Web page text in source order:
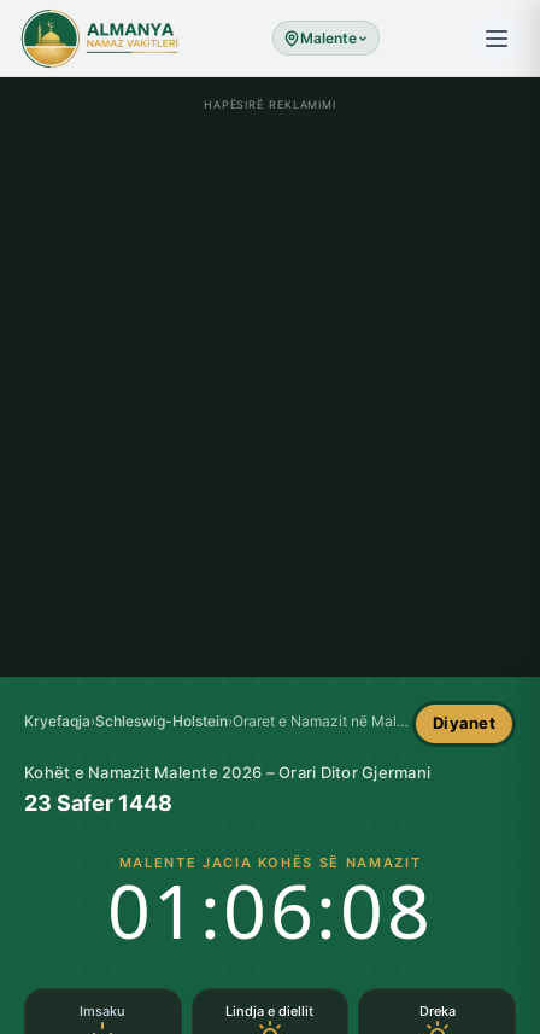
Malente
HAPËSIRË REKLAMIMI
Kryefaqja›Schleswig-Holstein› Oraret e Namazit në Malente Diyanet
Kohët e Namazit Malente 2026 – Orari Ditor Gjermani
23 Safer 1448
MALENTE JACIA KOHËS SË NAMAZIT
01:06:07
Imsaku Lindja e diellit Dreka